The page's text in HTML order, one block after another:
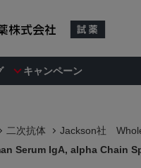
キャンペーン
二次抗体
Jackson社
Serum IgA, alpha Chain